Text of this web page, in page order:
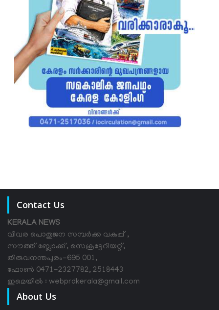
Contact Us
KERALA NEWS
വിവര പൊതുജന സമ്പര്‍ക്ക വകുപ്പ് ,
സൗത്ത് ബ്ലോക്ക്, സെക്രട്ടേറിയറ്റ്,
തിരുവനന്തപുരം-695 001,
ഫോൺ 0471-2327782, 2518443
ഇമെയിൽ : webprdkerala@gmail.com
About Us